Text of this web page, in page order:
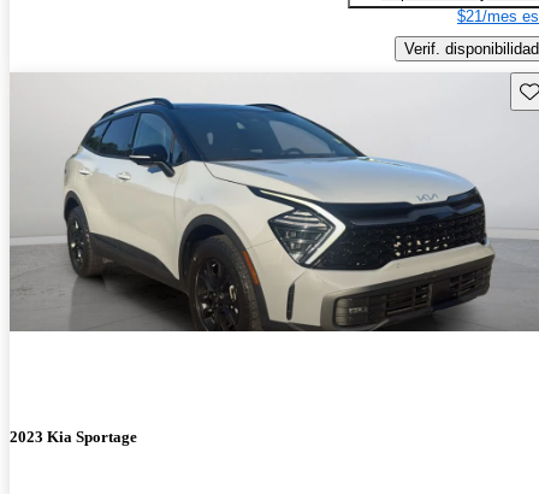
$21/mes
Verif. disponibilidad
2023 Kia Sportage